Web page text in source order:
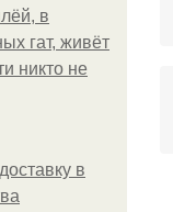
в
гат, живёт
никто не
в